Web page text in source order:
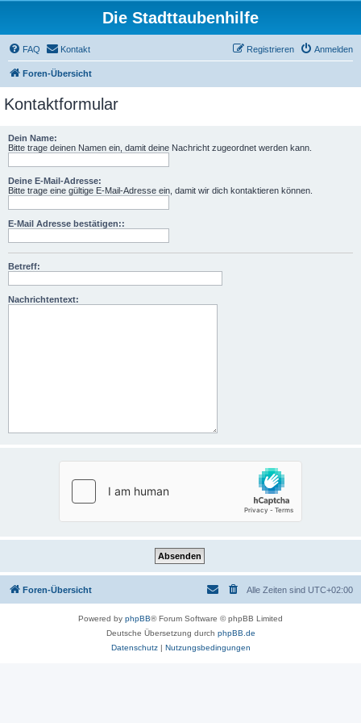
Die Stadttaubenhilfe
FAQ Kontakt Anmelden
Registrieren
Foren-Übersicht
Kontaktformular
Dein Name:
Bitte trage deinen Namen ein, damit deine Nachricht zugeordnet werden kann.
Deine E-Mail-Adresse:
Bitte trage eine gültige E-Mail-Adresse ein, damit wir dich kontaktieren können.
E-Mail Adresse bestätigen::
Betreff:
Nachrichtentext:
Foren-Übersicht Alle Zeiten sind UTC+02:00
Powered by phpBB® Forum Software © phpBB Limited
Deutsche Übersetzung durch phpBB.de
Datenschutz| Nutzungsbedingungen